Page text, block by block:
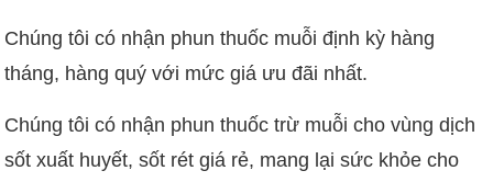
Chúng tôi có nhận phun thuốc muỗi định kỳ hàng
tháng, hàng quý với mức giá ưu đãi nhất.
Chúng tôi có nhận phun thuốc trừ muỗi cho vùng dịch
sốt xuất huyết, sốt rét giá rẻ, mang lại sức khỏe cho